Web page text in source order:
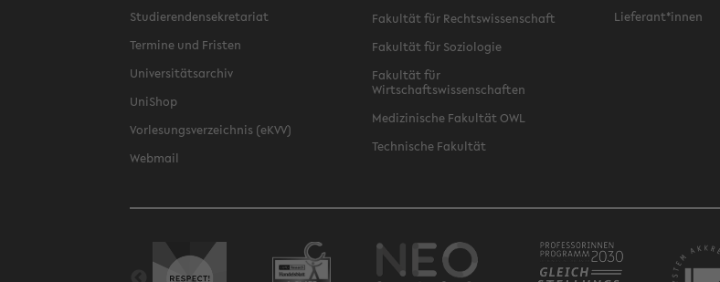
Studierendensekretariat
Termine und Fristen
Universitätsarchiv
UniShop
Vorlesungsverzeichnis (eKVV)
Webmail
Fakultät für Rechtswissenschaft
Fakultät für Soziologie
Fakultät für
Wirtschaftswissenschaften
Medizinische Fakultät OWL
Technische Fakultät
Lieferant*innen